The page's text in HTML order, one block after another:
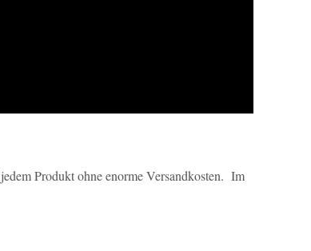
Produkt ohne enorme Versandkosten. Im